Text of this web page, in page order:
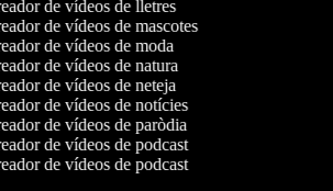
de vídeos de lletres
de vídeos de mascotes
de vídeos de moda
de vídeos de natura
de vídeos de neteja
de vídeos de notícies
de vídeos de paròdia
de vídeos de podcast
de vídeos de podcast